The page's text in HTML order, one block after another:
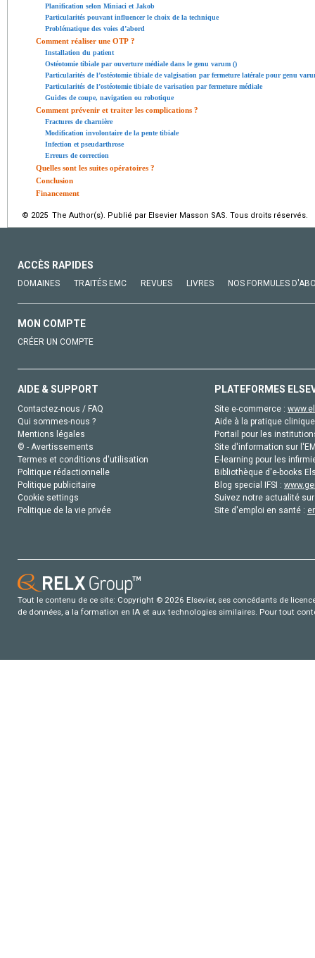
Planification selon Miniaci et Jakob
Particularités pouvant influencer le choix de la technique
Problématique des voies d’abord
Comment réaliser une OTP ?
Installation du patient
Ostéotomie tibiale par ouverture médiale dans le genu varum ()
Particularités de l’ostéotomie tibiale de valgisation par fermeture latérale pour genu
Particularités de l’ostéotomie tibiale de varisation par fermeture médiale
Guides de coupe, navigation ou robotique
Comment prévenir et traiter les complications ?
Fractures de charnière
Modification involontaire de la pente tibiale
Infection et pseudarthrose
Erreurs de correction
Quelles sont les suites opératoires ?
Conclusion
Financement
© 2025 The Author(s). Publié par Elsevier Masson SAS. Tous droits réservés.
ACCÈS RAPIDES
DOMAINES TRAITÉS EMC REVUES LIVRES NOS FORMULES
MON COMPTE
CRÉER UN COMPTE
AIDE & SUPPORT
Contactez-nous / FAQ
Qui sommes-nous ?
Mentions légales
© - Avertissements
Termes et conditions d'utilisation
Politique rédactionnelle
Politique publicitaire
Cookie settings
Politique de la vie privée
PLATEFORMES
Site e-commerce :
Aide à la pratique
Portail pour les
Site d'information sur
E-learning pour les
Bibliothèque d'e-books
Blog special IFSI :
Suivez notre actualité
Site d'emploi en santé :
Tout le contenu de ce site: Copyright © 2026 Elsevier, ses concédants de
de données, a la formation en IA et aux technologies similaires. Pour tout